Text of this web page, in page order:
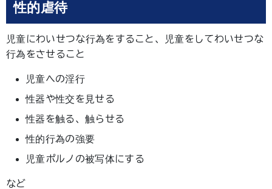
性的虐待
児童にわいせつな行為をすること、児童をしてわいせつな
行為をさせること
児童への淫行
性器や性交を見せる
性器を触る、触らせる
性的行為の強要
児童ポルノの被写体にする
など